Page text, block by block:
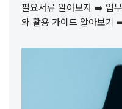
필요서류 알아보자 ➡️ 업
와 활용 가이드 알아보기